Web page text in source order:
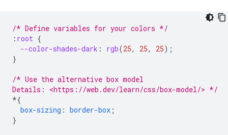
/* Define variables for your colors */
: root {
--color-shades-dark : rgb(25, 25, 25);
}
/* Use the alternative box model
Details: <https://web.dev/learn/css/box-model/> */
*{
box-sizing : border-box ;
}